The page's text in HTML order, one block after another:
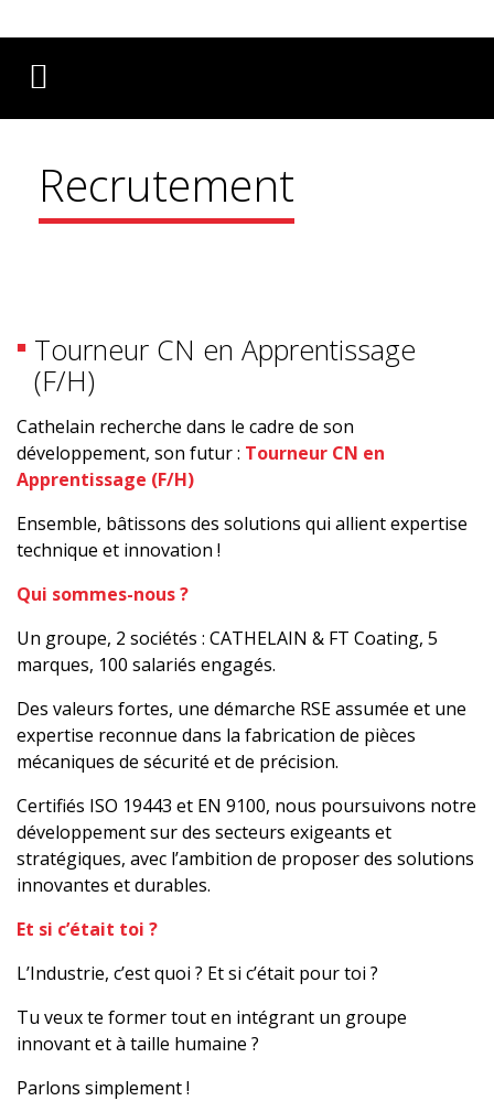
Recrutement
Tourneur CN en Apprentissage
(F/H)
Cathelain recherche dans le cadre de son
développement, son futur : Tourneur CN en
Apprentissage (F/H)
Ensemble, bâtissons des solutions qui allient expertise
technique et innovation !
Qui sommes-nous ?
Un groupe, 2 sociétés : CATHELAIN & FT Coating, 5
marques, 100 salariés engagés.
Des valeurs fortes, une démarche RSE assumée et une
expertise reconnue dans la fabrication de pièces
mécaniques de sécurité et de précision.
Certifiés ISO 19443 et EN 9100, nous poursuivons notre
développement sur des secteurs exigeants et
stratégiques, avec l’ambition de proposer des solutions
innovantes et durables.
Et si c’était toi ?
L’Industrie, c’est quoi ? Et si c’était pour toi ?
Tu veux te former tout en intégrant un groupe
innovant et à taille humaine ?
Parlons simplement !